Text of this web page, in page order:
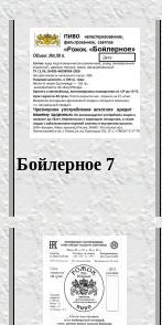
Бойлерное 7